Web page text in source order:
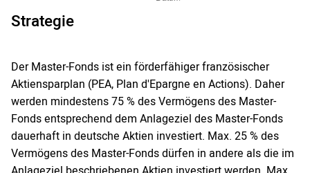
Strategie
Der Master-Fonds ist ein förderfähiger französischer
Aktiensparplan (PEA, Plan d'Epargne en Actions). Daher
werden mindestens 75 % des Vermögens des Master-
Fonds entsprechend dem Anlageziel des Master-Fonds
dauerhaft in deutsche Aktien investiert. Max. 25 % des
Vermögens des Master-Fonds dürfen in andere als die im